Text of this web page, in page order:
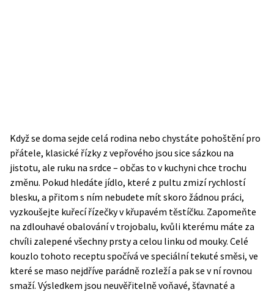
Když se doma sejde celá rodina nebo chystáte pohoštění pro
přátele, klasické řízky z vepřového jsou sice sázkou na
jistotu, ale ruku na srdce – občas to v kuchyni chce trochu
změnu. Pokud hledáte jídlo, které z pultu zmizí rychlostí
blesku, a přitom s ním nebudete mít skoro žádnou práci,
vyzkoušejte kuřecí řízečky v křupavém těstíčku. Zapomeňte
na zdlouhavé obalování v trojobalu, kvůli kterému máte za
chvíli zalepené všechny prsty a celou linku od mouky. Celé
kouzlo tohoto receptu spočívá ve speciální tekuté směsi, ve
které se maso nejdříve parádně rozleží a pak se v ní rovnou
smaží. Výsledkem jsou neuvěřitelně voňavé, šťavnaté a